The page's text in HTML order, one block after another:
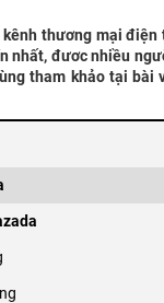
thương mại
nhất, đươc nhiều
tham khảo tại bài